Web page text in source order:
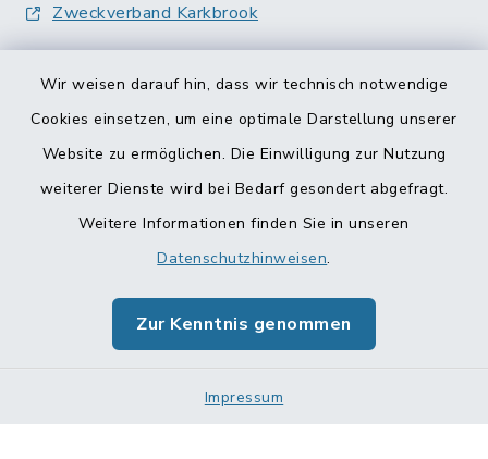
Wir weisen darauf hin, dass wir technisch notwendige
Cookies einsetzen, um eine optimale Darstellung unserer
Website zu ermöglichen. Die Einwilligung zur Nutzung
weiterer Dienste wird bei Bedarf gesondert abgefragt.
Weitere Informationen finden Sie in unseren
Datenschutzhinweisen.
Zur Kenntnis genommen
Impressum
Zweckverband Karkbrook
Barrierefreiheit
Impressum
Sitemap